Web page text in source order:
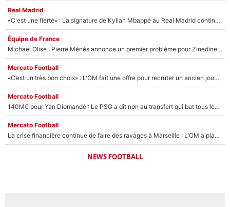
Real Madrid
«C'est une fierté» : La signature de Kylian Mbappé au Real Madrid continue de régaler l'Espagne
Équipe de France
Michael Olise : Pierre Ménès annonce un premier problème pour Zinedine Zidane en équipe de France
Mercato Football
«C’est un très bon choix» : L'OM fait une offre pour recruter un ancien joueur du PSG... et c'est validé dans l'After Foot !
Mercato Football
140M€ pour Yan Diomandé : Le PSG a dit non au transfert qui bat tous les records sur le mercato
Mercato Football
La crise financière continue de faire des ravages à Marseille : L’OM a placé 12 joueurs sur le marché des transferts… et ça pourrait lui rapporter près de 100M€ !
NEWS FOOTBALL